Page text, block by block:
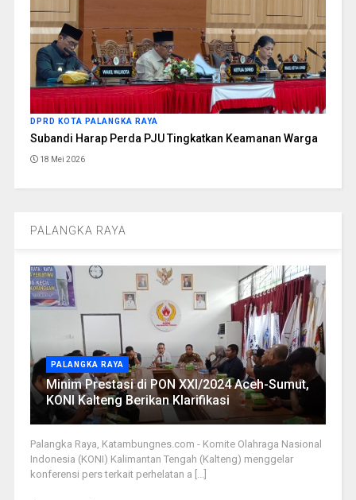
DPRD KOTA PALANGKA RAYA
Subandi Harap Perda PJU Tingkatkan Keamanan Warga
18 Mei 2026
PALANGKA RAYA
PALANGKA RAYA
Minim Prestasi di PON XXI/2024 Aceh-Sumut,
KONI Kalteng Berikan Klarifikasi
Palangka Raya, Katambungnes.com - Komite Olahraga Nasional
Indonesia (KONI) Kalimantan Tengah (Kalteng) menggelar
konferensi pers terkait perhelatan a [...]